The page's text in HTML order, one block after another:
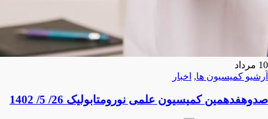
10 مرداد
آرشیو کمیسیون ها, اخبار
صدوهفدهمین کمیسیون علمی نورومتابولیک 26/ 5/ 1402